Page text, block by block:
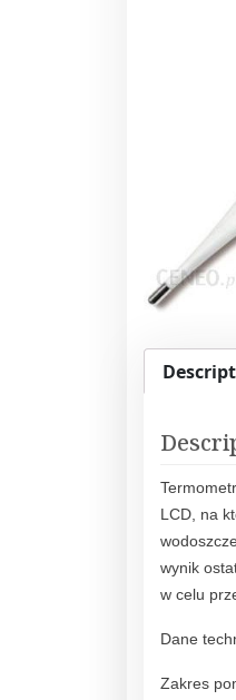
LCD, na
wynik
w celu
Dane
Zakres